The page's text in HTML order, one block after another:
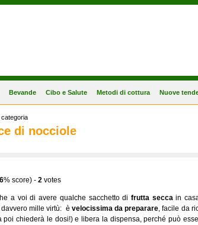
Bevande Cibo e Salute Metodi di cottura Nuove
categoria
di nocciole
% score) - 2 votes
a voi di avere qualche sacchetto di frutta seccain
mille virtù: è velocissima da preparare, facile da
poi chiederà le dosi!) e libera la dispensa, perché può